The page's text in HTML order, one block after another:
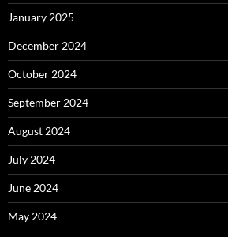
January 2025
December 2024
October 2024
September 2024
August 2024
July 2024
June 2024
May 2024